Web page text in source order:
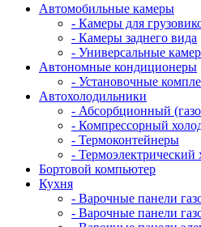
Автомобильные камеры
- Камеры для
- Камеры заднего вида
- Универсальные
Автономные кондиционеры
- Установочные
Автохолодильники
- Абсорбционный
- Компрессорный
- Термоконтейнеры
- Термоэлектрический
Бортовой компьютер
Кухня
- Варочные панели
- Варочные панели